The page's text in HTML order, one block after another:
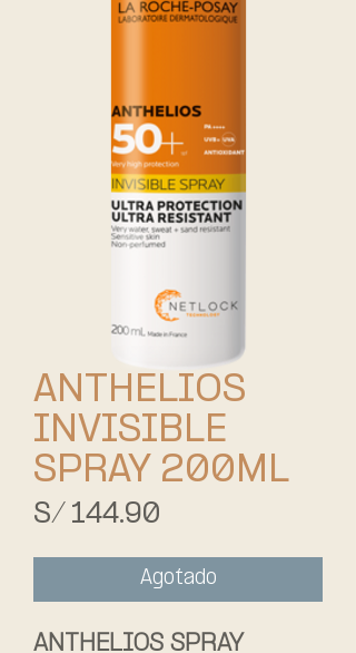
ANTHELIOS
INVISIBLE
SPRAY 200ML
S/ 144.90
Agotado
ANTHELIOS SPRAY